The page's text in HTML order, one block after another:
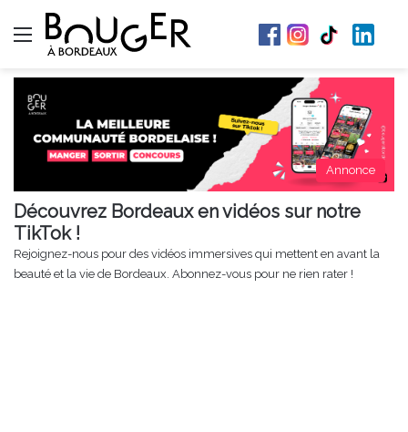
Menu
Annonce
Découvrez Bordeaux en vidéos sur notre
TikTok !
Rejoignez-nous pour des vidéos immersives qui mettent en avant la
beauté et la vie de Bordeaux. Abonnez-vous pour ne rien rater !